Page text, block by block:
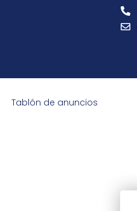
Tablón de anuncios